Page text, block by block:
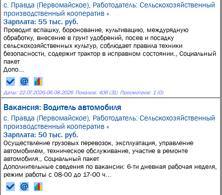
с. Правда (Первомайское), Работодатель: Сельскохозяйственный
производственный кооператив «
Зарплата: 55 тыс. руб.
Проводит вспашку, боронование, культивацию, междурядную
обработку, внесение в грунт удобрений, посев и посадку
сельскохозяйственных культур, соблюдает правила техники
безопасности, содержит трактор в исправном состоянии., Социальный
пакет
Допо...
Даты: 22.07.2026-06.08.2026 Показов: 406 (31) Просмотров: 1 (0)
Вакансия: Водитель автомобиля
с. Правда (Первомайское), Работодатель: Сельскохозяйственный
производственный кооператив «
Зарплата: 50 тыс. руб.
Осуществление грузовых перевозок, эксплуатация, управление
автомобилем, техническое обслуживание, участие в ремонте
автомобиля., Социальный пакет
Дополнительные сведения по вакансии: 6-ти дневная рабочая неделя,
режим работы с 08-00 до 17-00 ч...